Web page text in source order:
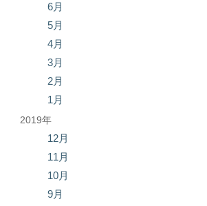
6月
5月
4月
3月
2月
1月
2019年
12月
11月
10月
9月